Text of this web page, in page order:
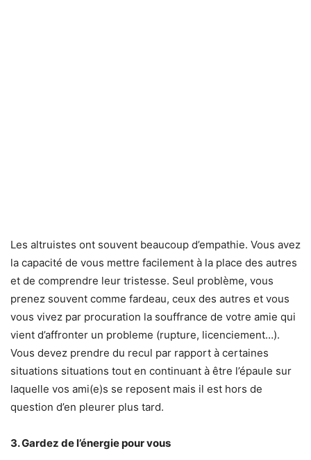
Les altruistes ont souvent beaucoup d’empathie. Vous avez
la capacité de vous mettre facilement à la place des autres
et de comprendre leur tristesse. Seul problème, vous
prenez souvent comme fardeau, ceux des autres et vous
vous vivez par procuration la souffrance de votre amie qui
vient d’affronter un probleme (rupture, licenciement…).
Vous devez prendre du recul par rapport à certaines
situations situations tout en continuant à être l’épaule sur
laquelle vos ami(e)s se reposent mais il est hors de
question d’en pleurer plus tard.
3. Gardez de l’énergie pour vous